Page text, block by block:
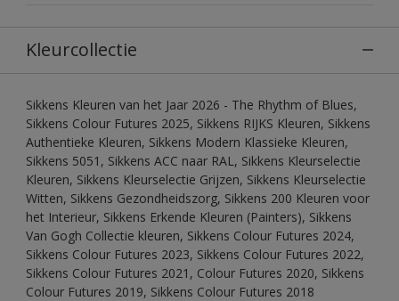
Kleurcollectie
Sikkens Kleuren van het Jaar 2026 - The Rhythm of Blues,
Sikkens Colour Futures 2025, Sikkens RIJKS Kleuren, Sikkens
Authentieke Kleuren, Sikkens Modern Klassieke Kleuren,
Sikkens 5051, Sikkens ACC naar RAL, Sikkens Kleurselectie
Kleuren, Sikkens Kleurselectie Grijzen, Sikkens Kleurselectie
Witten, Sikkens Gezondheidszorg, Sikkens 200 Kleuren voor
het Interieur, Sikkens Erkende Kleuren (Painters), Sikkens
Van Gogh Collectie kleuren, Sikkens Colour Futures 2024,
Sikkens Colour Futures 2023, Sikkens Colour Futures 2022,
Sikkens Colour Futures 2021, Colour Futures 2020, Sikkens
Colour Futures 2019, Sikkens Colour Futures 2018